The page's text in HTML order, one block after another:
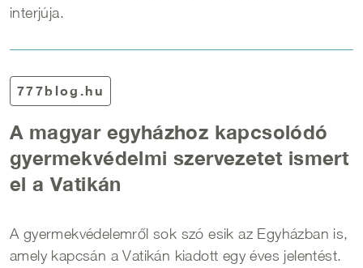
interjúja.
777blog.hu
A magyar egyházhoz kapcsolódó
gyermekvédelmi szervezetet ismert
el a Vatikán
A gyermekvédelemről sok szó esik az Egyházban is,
amely kapcsán a Vatikán kiadott egy éves jelentést.